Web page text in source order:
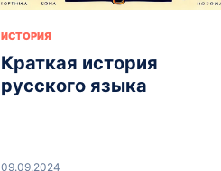
ИСТОРИЯ
Краткая история
русского языка
09.09.2024